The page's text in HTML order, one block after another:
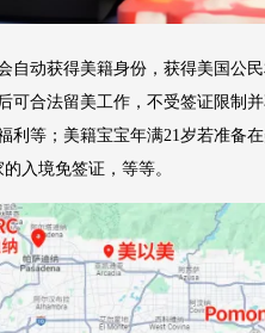
自动获得美籍身份，获得美国公
可合法留美工作，不受签证限制
利等；美籍宝宝年满21岁若准备
入境免签证，等等。